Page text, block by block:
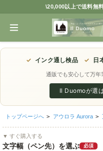
\20,000以上で送料無
✓ インク通し検品 ✓ 日
通販でも安心して万年
Il Duomoが選
トップページへ > アウロラ Aurora >
▼ すぐ購入する
文字幅（ペン先）を選ぶ 必須